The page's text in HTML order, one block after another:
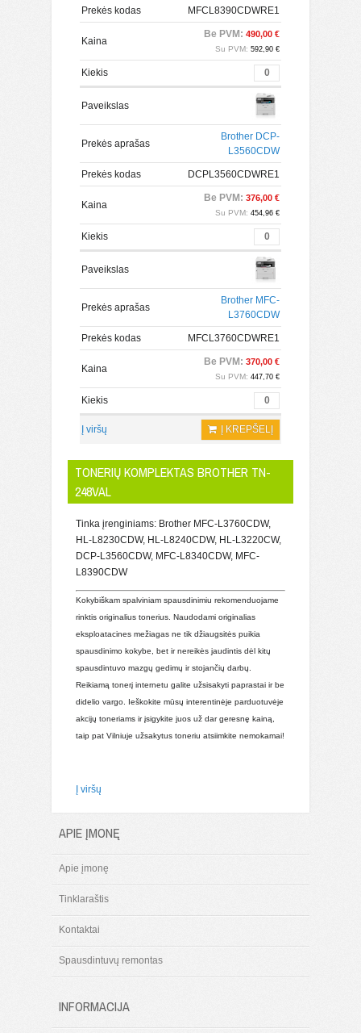
Prekės kodas MFCL8390CDWRE1
Kaina
Be PVM: 490,00 €
Su PVM: 592,90 €
Kiekis
Paveikslas
Prekės aprašas
Brother DCP-
L3560CDW
Prekės kodas DCPL3560CDWRE1
Kaina
Be PVM: 376,00 €
Su PVM: 454,96 €
Kiekis
Paveikslas
Prekės aprašas
Brother MFC-
L3760CDW
Prekės kodas MFCL3760CDWRE1
Kaina
Be PVM: 370,00 €
Su PVM: 447,70 €
Kiekis
Į viršų Į KREPŠELĮ
TONERIŲ KOMPLEKTAS BROTHER TN-
248VAL
Tinka įrenginiams: Brother MFC-L3760CDW,
HL-L8230CDW, HL-L8240CDW, HL-L3220CW,
DCP-L3560CDW, MFC-L8340CDW, MFC-
L8390CDW
Kokybiškam spalviniam spausdinimiu rekomenduojame
rinktis originalius tonerius. Naudodami originalias
eksploatacines mežiagas ne tik džiaugsitės puikia
spausdinimo kokybe, bet ir nereikės jaudintis dėl kitų
spausdintuvo mazgų gedimų ir stojančių darbų.
Reikiamą tonerį internetu galite užsisakyti paprastai ir be
didelio vargo. Ieškokite mūsų interentinėje parduotuvėje
akcijų toneriams ir įsigykite juos už dar geresnę kainą,
taip pat Vilniuje užsakytus toneriu atsiimkite nemokamai!
Į viršų
APIE ĮMONĘ
Apie įmonę
Tinklaraštis
Kontaktai
Spausdintuvų remontas
INFORMACIJA